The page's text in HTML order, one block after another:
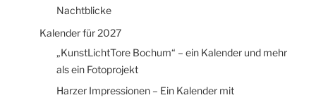
Nachtblicke
Kalender für 2027
„KunstLichtTore Bochum“ – ein Kalender und mehr
als ein Fotoprojekt
Harzer Impressionen – Ein Kalender mit